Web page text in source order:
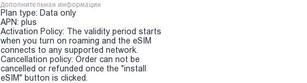
Дополнительная информация
Plan type: Data only
APN: plus
Activation Policy: The validity period starts
when you turn on roaming and the eSIM
connects to any supported network.
Cancellation policy: Order can not be
cancelled or refunded once the "install
eSIM" button is clicked.